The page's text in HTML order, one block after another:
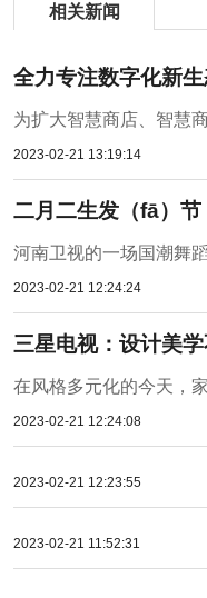
相关新闻
全力专注数字化新
为扩大智慧商店、智慧
2023-02-21 13:19:14
二月二生发（fā）
河南卫视的一场国潮舞
2023-02-21 12:24:24
三星电视：设计美
在风格多元化的今天，
2023-02-21 12:24:08
2023-02-21 12:23:55
2023-02-21 11:52:31